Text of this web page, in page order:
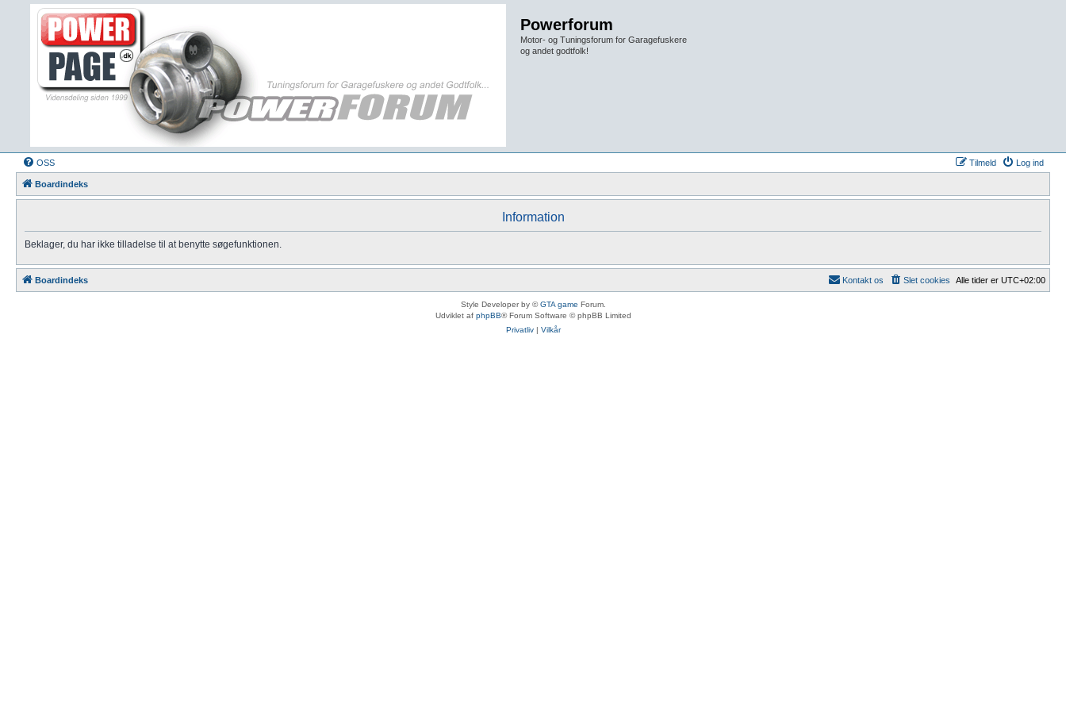
Powerforum
Motor- og Tuningsforum for Garagefuskere
og andet godtfolk!
OSS Log ind
Tilmeld
Boardindeks
Information
Beklager, du har ikke tilladelse til at benytte søgefunktionen.
Boardindeks Alle tider er UTC+02:00
Slet cookies
Kontakt os
Style Developer by ©GTA game Forum.
Udviklet af phpBB® Forum Software © phpBB Limited
Privatliv| Vilkår